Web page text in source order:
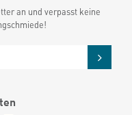
an und verpasst keine